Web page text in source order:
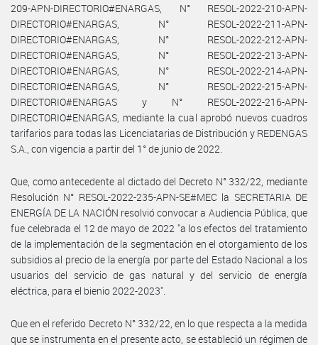
209-APN-DIRECTORIO#ENARGAS, N° RESOL-2022-210-APN-
DIRECTORIO#ENARGAS, N° RESOL-2022-211-APN-
DIRECTORIO#ENARGAS, N° RESOL-2022-212-APN-
DIRECTORIO#ENARGAS, N° RESOL-2022-213-APN-
DIRECTORIO#ENARGAS, N° RESOL-2022-214-APN-
DIRECTORIO#ENARGAS, N° RESOL-2022-215-APN-
DIRECTORIO#ENARGAS y N° RESOL-2022-216-APN-
DIRECTORIO#ENARGAS, mediante la cual aprobó nuevos cuadros
tarifarios para todas las Licenciatarias de Distribución y REDENGAS
S.A., con vigencia a partir del 1° de junio de 2022.
Que, como antecedente al dictado del Decreto N° 332/22, mediante
Resolución N° RESOL-2022-235-APN-SE#MEC la SECRETARIA DE
ENERGÍA DE LA NACIÓN resolvió convocar a Audiencia Pública, que
fue celebrada el 12 de mayo de 2022 "a los efectos del tratamiento
de la implementación de la segmentación en el otorgamiento de los
subsidios al precio de la energía por parte del Estado Nacional a los
usuarios del servicio de gas natural y del servicio de energía
eléctrica, para el bienio 2022-2023".
Que en el referido Decreto N° 332/22, en lo que respecta a la medida
que se instrumenta en el presente acto, se estableció un régimen de